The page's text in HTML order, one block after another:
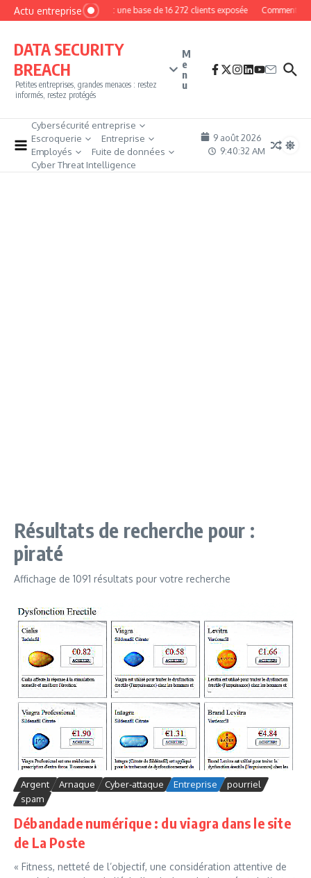
Aller au contenu
Actu entrepriseMyPhoto : une base de 16 272 clients exposée Comment
DATA SECURITY
BREACH
Petites entreprises, grandes menaces : restez
informés, restez protégés
M
e
n
u
Cybersécurité entreprise
Escroquerie
Entreprise
Employés
Fuite de données
Cyber Threat Intelligence
9 août 2026
9:40:33 AM
Résultats de recherche pour :
piraté
Affichage de 1091 résultats pour votre recherche
Argent Arnaque Cyber-attaque Entreprise
pourriel
spam
Débandade numérique : du viagra dans le site
de La Poste
« Fitness, netteté de l’objectif, une considération attentive de